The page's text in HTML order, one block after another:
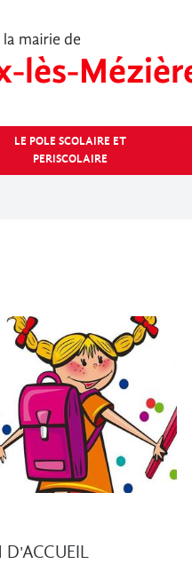
LE POLE SCOLAIRE ET
PERISCOLAIRE
D'ACCUEIL